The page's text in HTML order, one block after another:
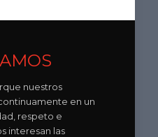
nuestros
en un
respeto e
interesan las